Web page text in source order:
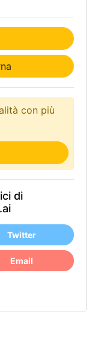
con più
di
Twitter
Email